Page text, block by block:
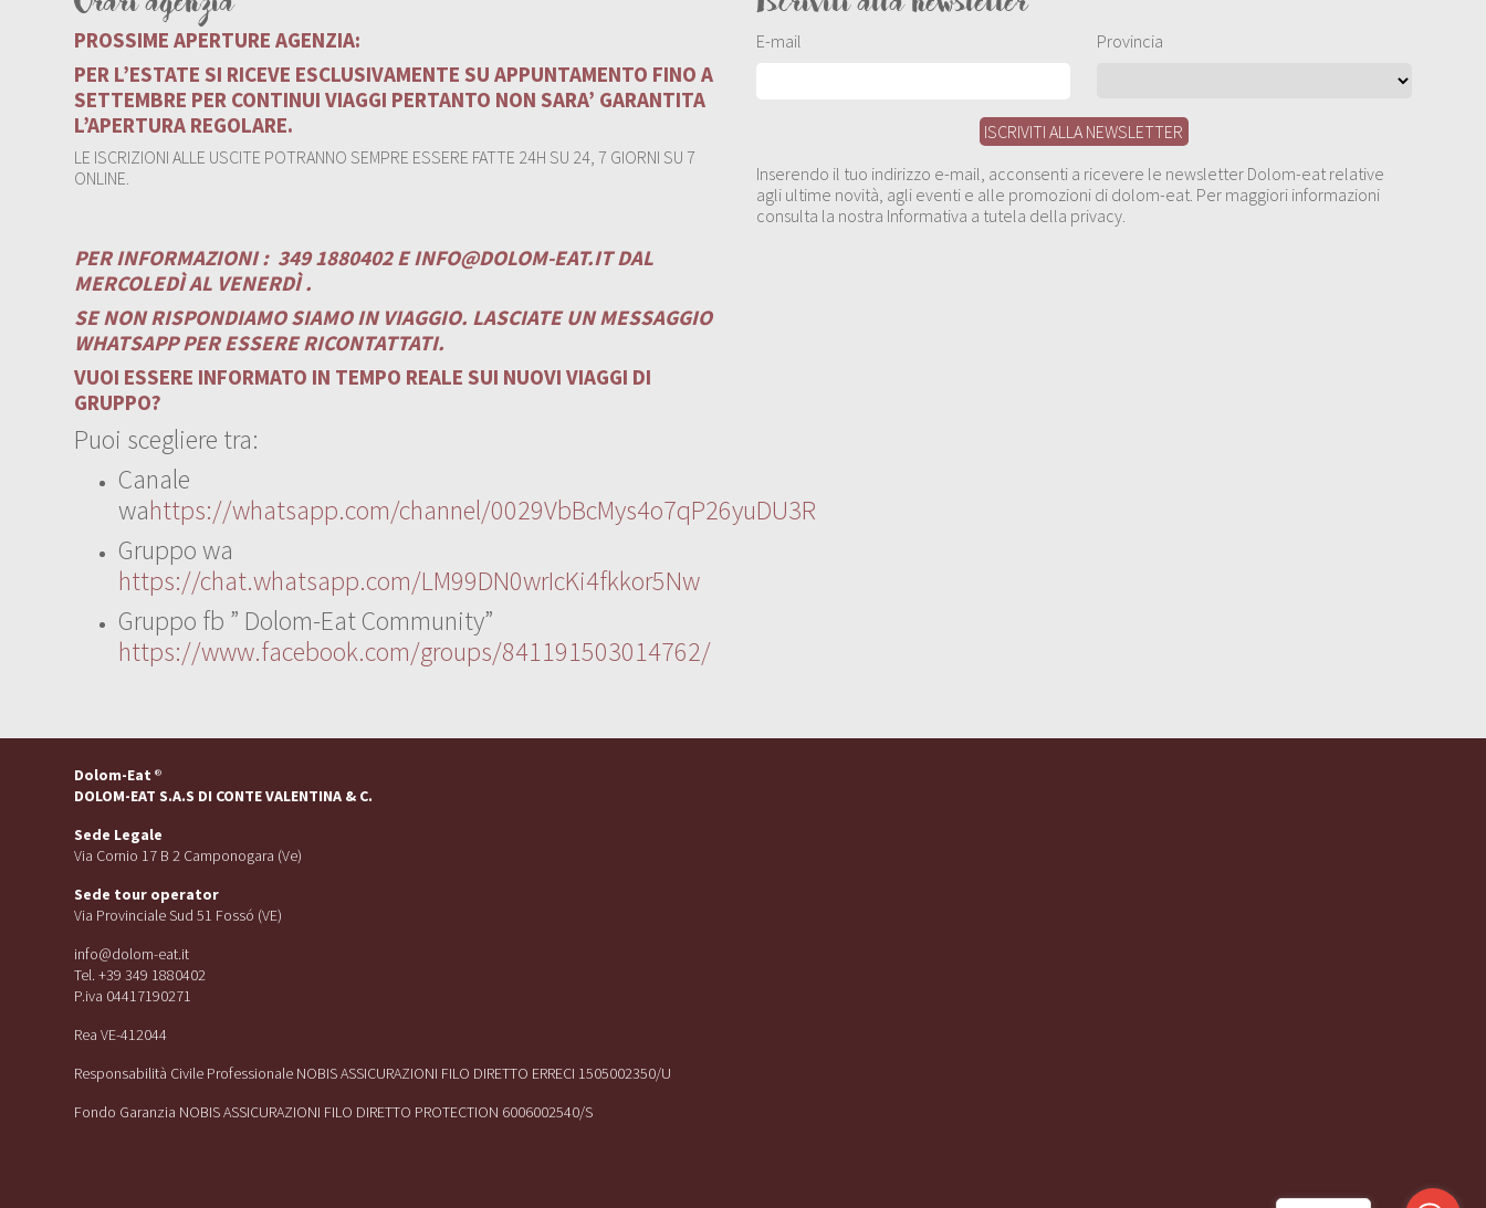
PROSSIME APERTURE AGENZIA:
PER L’ESTATE SI RICEVE ESCLUSIVAMENTE SU APPUNTAMENTO FINO A
SETTEMBRE PER CONTINUI VIAGGI PERTANTO NON SARA’ GARANTITA
L’APERTURA REGOLARE.
LE ISCRIZIONI ALLE USCITE POTRANNO SEMPRE ESSERE FATTE 24H SU 24, 7 GIORNI SU 7
ONLINE.
PER INFORMAZIONI : 349 1880402 EINFO@DOLOM-EAT.ITDAL
MERCOLEDÌ AL VENERDÌ .
SE NON RISPONDIAMO SIAMO IN VIAGGIO. LASCIATE UN MESSAGGIO
WHATSAPP PER ESSERE RICONTATTATI.
VUOI ESSERE INFORMATO IN TEMPO REALE SUI NUOVI VIAGGI DI
GRUPPO?
Puoi scegliere tra:
Canale
wahttps://whatsapp.com/channel/0029VbBcMys4o7qP26yuDU3R
Gruppo wa
https://chat.whatsapp.com/LM99DN0wrIcKi4fkkor5Nw
Gruppo fb ” Dolom-Eat Community”
https://www.facebook.com/groups/841191503014762/
E-mail Provincia
Inserendo il tuo indirizzo e-mail, acconsenti a ricevere le newsletter Dolom-eat relative
agli ultime novità, agli eventi e alle promozioni di dolom-eat. Per maggiori informazioni
consulta la nostra Informativa a tutela della privacy.
Dolom-Eat ®
DOLOM-EAT S.A.S DI CONTE VALENTINA & C.
Sede Legale
Via Cornio 17 B 2 Camponogara (Ve)
Sede tour operator
Via Provinciale Sud 51 Fossó (VE)
info@dolom-eat.it
Tel. +39 349 1880402
P.iva 04417190271
Rea VE-412044
Responsabilità Civile Professionale NOBIS ASSICURAZIONI FILO DIRETTO ERRECI 1505002350/U
Fondo Garanzia NOBIS ASSICURAZIONI FILO DIRETTO PROTECTION 6006002540/S